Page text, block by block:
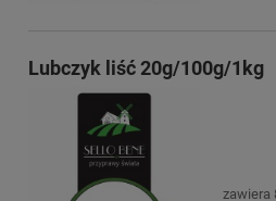
Lubczyk liść 20g/100g/1kg
zawiera